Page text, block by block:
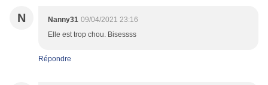
N Nanny31 09/04/2021 23:16
Elle est trop chou. Bisessss
Répondre